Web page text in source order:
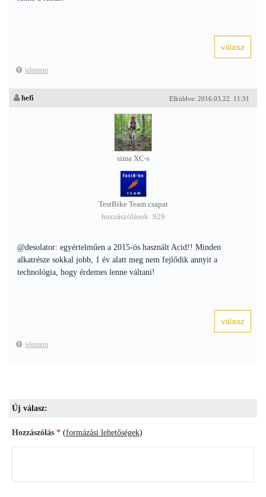
jelentem
Elküldve: 2016.03.22. 11:31
hefi
sima XC-s
TestBike Team csapat
hozzászólások: 929
@desolator: egyértelműen a 2015-ös használt Acid!! Minden
alkatrésze sokkal jobb, 1 év alatt meg nem fejlődik annyit a
technológia, hogy érdemes lenne váltani!
jelentem
Új válasz:
Hozzászólás * (formázási lehetőségek)